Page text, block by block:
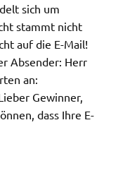
sich um
stammt nicht
auf die E-Mail!
Absender: Herr
an:
Gewinner,
dass Ihre E-